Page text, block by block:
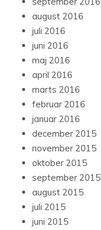
august 2016
juli 2016
juni 2016
maj 2016
april 2016
marts 2016
februar 2016
januar 2016
december 2015
november 2015
oktober 2015
september 2015
august 2015
juli 2015
juni 2015